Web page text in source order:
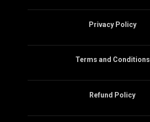
Privacy Policy
Terms and Conditions
Refund Policy